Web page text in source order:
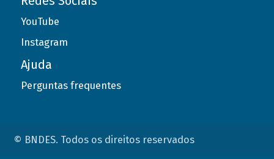
YouTube
Instagram
Ajuda
Perguntas frequentes
© BNDES. Todos os direitos reservados